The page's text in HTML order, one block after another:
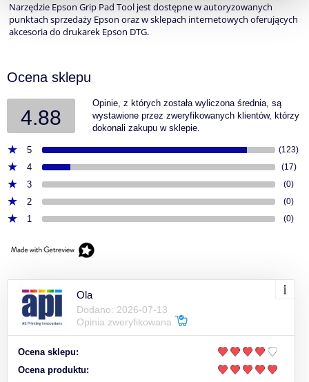
Narzędzie Epson Grip Pad Tool jest dostępne w autoryzowanych
punktach sprzedaży Epson oraz w sklepach internetowych oferujących
akcesoria do drukarek Epson DTG.
Ocena sklepu
4.88
Opinie, z których została wyliczona średnia, są
wystawione przez zweryfikowanych klientów, którzy
dokonali zakupu w sklepie.
5 (123)
4 (17)
3 (0)
2 (0)
1 (0)
Ola
Dodano: 2026-07-13
Opinia zweryfikowana
Ocena sklepu:
Ocena produktu: